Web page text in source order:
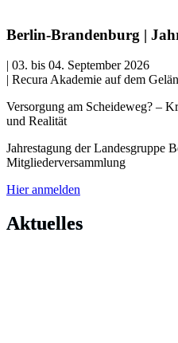
Berlin-Brandenburg |
| 03. bis 04. September 2026
| Recura Akademie auf dem
Versorgung am Scheideweg? –
und Realität
Jahrestagung der Landesgruppe
Mitgliederversammlung
Hier anmelden
Aktuelles